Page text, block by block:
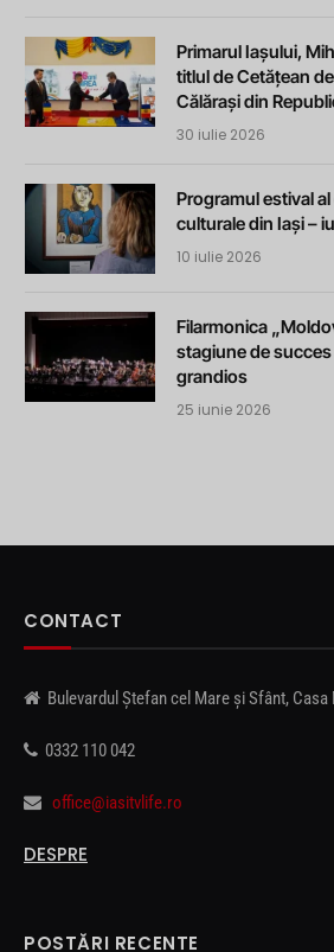
Primarul Iașului,
titlul de Cetățean
Călărași din
30 iulie 2026
Programul estival
culturale din Iași –
10 iulie 2026
Filarmonica
stagiune de
grandios
25 iunie 2026
CONTACT
Bulevardul Ștefan cel Mare și Sfânt, Casa
0332 110 042
office@iasitvlife.ro
DESPRE
POSTĂRI RECENTE